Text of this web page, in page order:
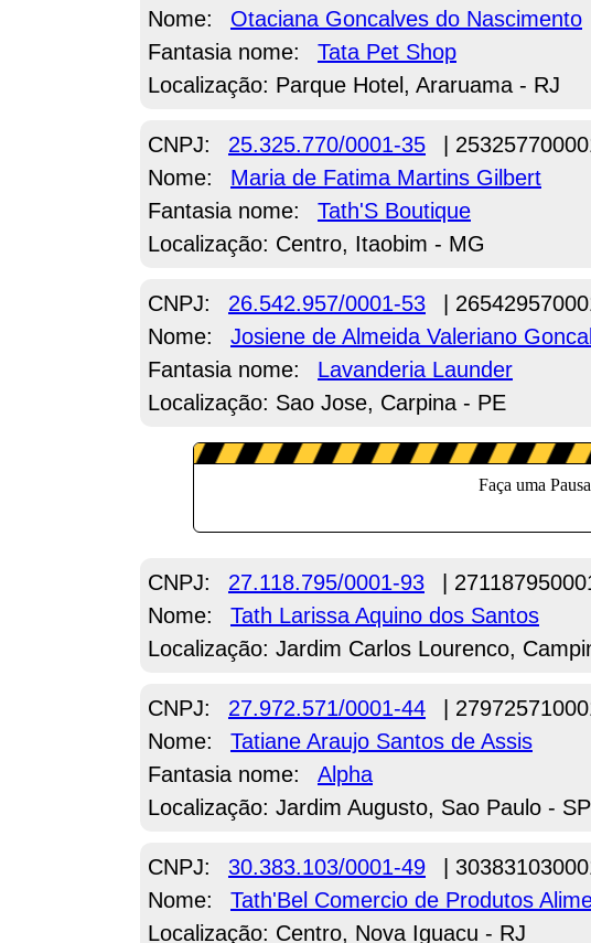
Nome:
Otaciana Goncalves do Nascimento
Fantasia nome:
Tata Pet Shop
Localização: Parque Hotel, Araruama - RJ
CNPJ: 25.325.770/0001-35
|
Nome:
Maria de Fatima Martins Gilbert
Fantasia nome:
Tath'S Boutique
Localização: Centro, Itaobim - MG
CNPJ: 26.542.957/0001-53
|
Nome:
Josiene de Almeida Valeriano
Fantasia nome:
Lavanderia Launder
Localização: Sao Jose, Carpina - PE
CNPJ: 27.118.795/0001-93
|
Nome:
Tath Larissa Aquino dos Santos
Localização: Jardim Carlos Lourenco,
CNPJ: 27.972.571/0001-44
|
Nome:
Tatiane Araujo Santos de Assis
Fantasia nome:
Alpha
Localização: Jardim Augusto, Sao Paulo - SP
CNPJ: 30.383.103/0001-49
|
Nome:
Tath'Bel Comercio de Produtos
Localização: Centro, Nova Iguacu - RJ